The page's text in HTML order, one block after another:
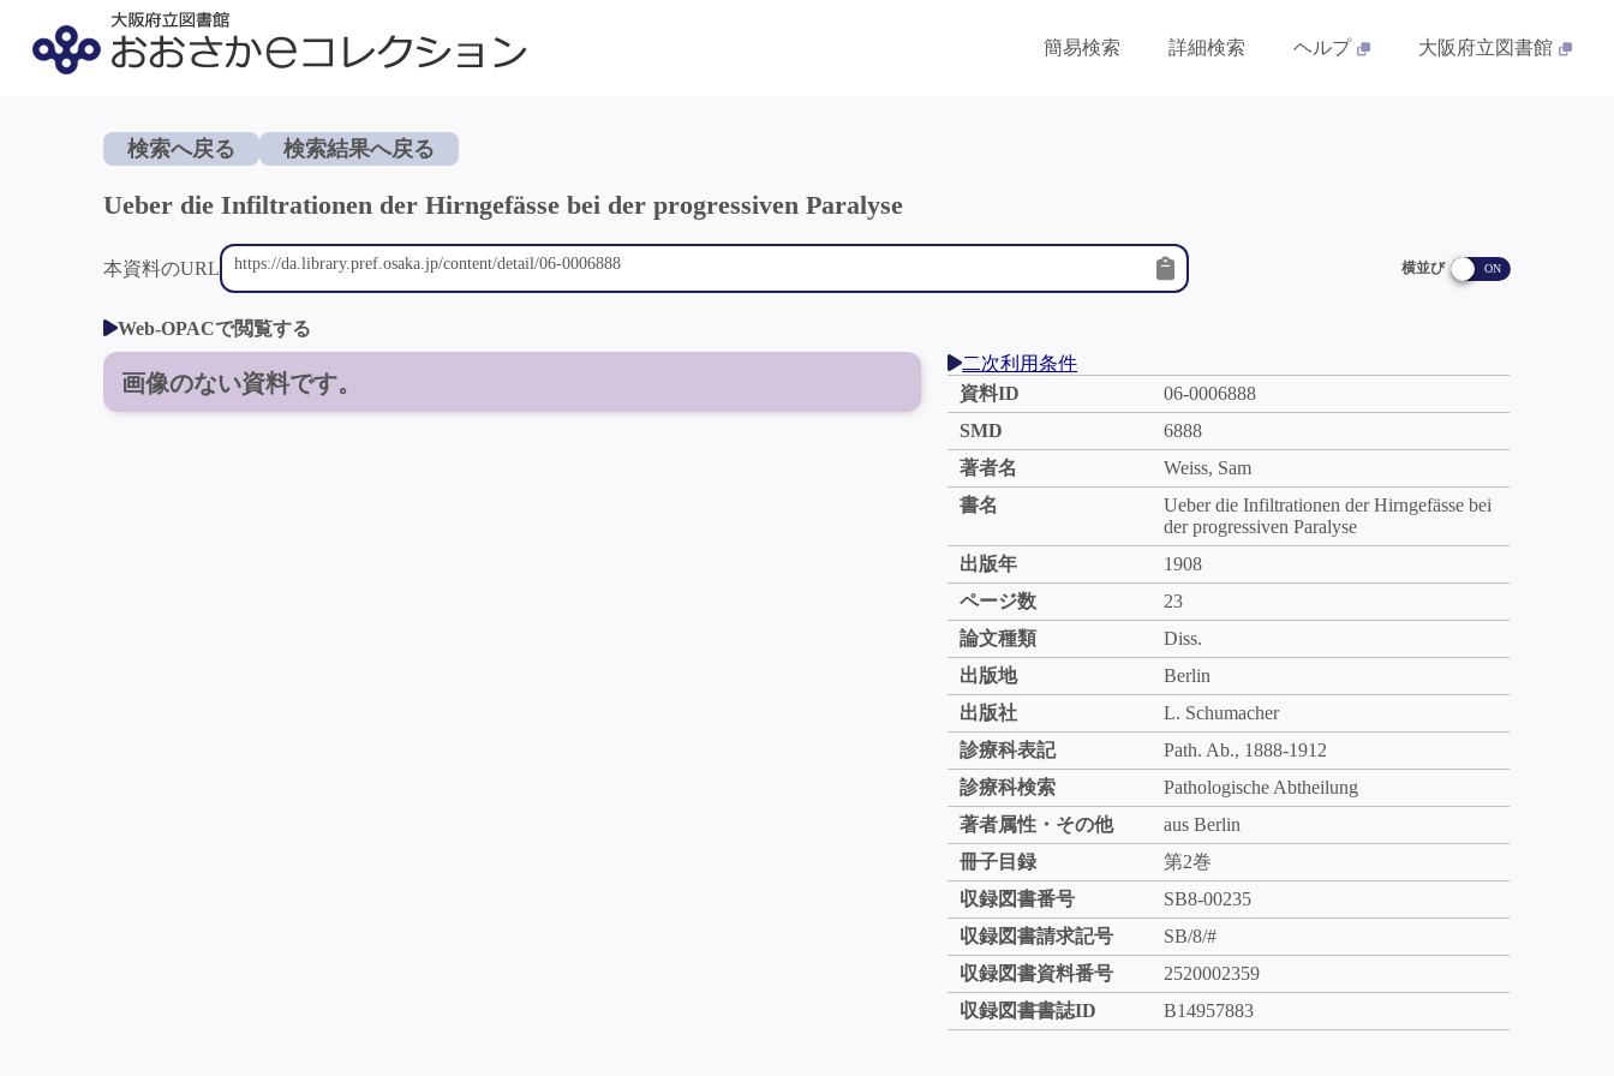
簡易検索 詳細検索 ヘルプ 大阪府立図書館
検索へ戻る 検索結果へ戻る
Ueber die Infiltrationen der Hirngefässe bei der progressiven Paralyse
本資料のURL 横並び
Web-OPACで閲覧する
画像のない資料です。
二次利用条件
資料ID
06-0006888
SMD
6888
著者名
Weiss, Sam
書名
Ueber die Infiltrationen der Hirngefässe bei
der progressiven Paralyse
出版年
1908
ページ数
23
論文種類
Diss.
出版地
Berlin
出版社
L. Schumacher
診療科表記
Path. Ab., 1888-1912
診療科検索
Pathologische Abtheilung
著者属性・その他
aus Berlin
冊子目録
第2巻
収録図書番号
SB8-00235
収録図書請求記号
SB/8/#
収録図書資料番号
2520002359
収録図書書誌ID
B14957883